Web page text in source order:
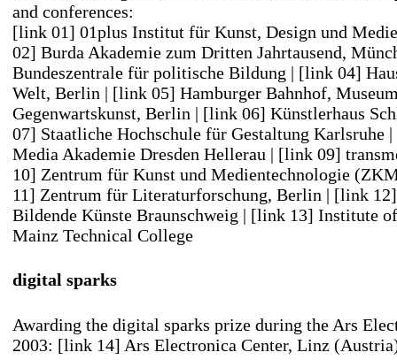
and conferences:
[link 01] 01plus Institut für Kunst, Design und
02] Burda Akademie zum Dritten Jahrtausend,
Bundeszentrale für politische Bildung | [link 04]
Welt, Berlin | [link 05] Hamburger Bahnhof,
Gegenwartskunst, Berlin | [link 06] Künstlerhaus
07] Staatliche Hochschule für Gestaltung Karlsruhe |
Media Akademie Dresden Hellerau | [link 09]
10] Zentrum für Kunst und Medientechnologie
11] Zentrum für Literaturforschung, Berlin | [link
Bildende Künste Braunschweig | [link 13] Institute
Mainz Technical College
digital sparks
Awarding the digital sparks prize during the Ars
2003: [link 14] Ars Electronica Center, Linz